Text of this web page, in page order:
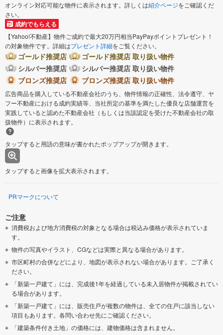
オンライン対応可能な物件に表示されます。詳しくは紹介ページをご確認くだ
さい。
成約でもらえる
【Yahoo!不動産】物件ご成約で最大20万円相当PayPayポイントプレゼント！
の対象物件です。詳細はプレゼント詳細をご覧ください。
ゴールド推奨店
ゴールド推奨店 取り扱い物件
シルバー推奨店
シルバー推奨店 取り扱い物件
ブロンズ推奨店
ブロンズ推奨店 取り扱い物件
広告商品を購入している不動産会社のうち、物件情報の正確性、法令遵守、ヤ
フー不動産における成約実績等、当社所定の基準を満たした優良な店舗運営を
実践していると認めた不動産会社（もしくは当該認定を受けた不動産会社の取
扱物件）に表示されます。
タップすると用語の意味が書かれたポップアップが開きます。
タップすると画像を拡大表示されます。
PRマークについて
ご注意
消費税および地方消費税の対象となる場合は税込み価格が表示されていま
す。
物件の写真やイラスト、CGなどは実際と異なる場合があります。
市区町村の合併などにより、地図が表示されない場合があります。ご了承く
ださい。
「新築一戸建て」には、完成後1年を経過している未入居物件が掲載されてい
る場合があります。
「新築一戸建て」には、販売住戸が複数の物件は、全ての住戸に該当しない
項目もあります。各問い合わせ先にご確認ください。
「建築条件付き土地」の価格には、建物価格は含まれません。